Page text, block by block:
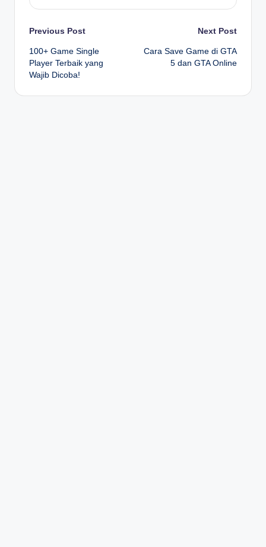
Post
navigation
Previous Post
100+ Game Single
Player Terbaik yang
Wajib Dicoba!
Next Post
Cara Save Game di GTA
5 dan GTA Online